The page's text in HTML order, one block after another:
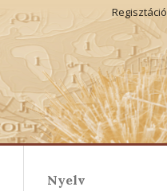
Regisztáció
Nyelv